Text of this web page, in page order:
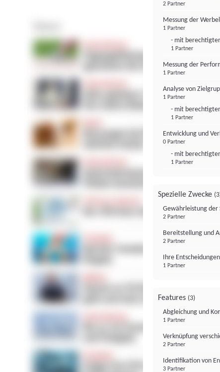
2 Partner
Messung der
1 Partner
- mit
1 Partner
Messung der
1 Partner
Analyse von
1 Partner
- mit
1 Partner
Entwicklung und
0 Partner
- mit
1 Partner
Spezielle Zwecke
Gewährleistung der
2 Partner
Bereitstellung und
2 Partner
Ihre
1 Partner
Features (3)
Abgleichung und
1 Partner
Verknüpfung
2 Partner
Identifikation von
3 Partner